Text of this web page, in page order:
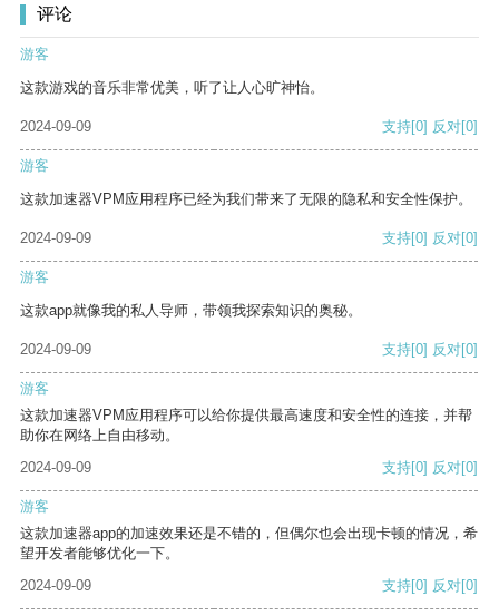
评论
游客
这款游戏的音乐非常优美，听了让人心旷神怡。
2024-09-09 支持[0] 反对[0]
游客
这款加速器VPM应用程序已经为我们带来了无限的隐私和安全性保护。
2024-09-09 支持[0] 反对[0]
游客
这款app就像我的私人导师，带领我探索知识的奥秘。
2024-09-09 支持[0] 反对[0]
游客
这款加速器VPM应用程序可以给你提供最高速度和安全性的连接，并帮
助你在网络上自由移动。
2024-09-09
支持[0] 反对[0]
游客
这款加速器app的加速效果还是不错的，但偶尔也会出现卡顿的情况，希
望开发者能够优化一下。
2024-09-09
支持[0] 反对[0]